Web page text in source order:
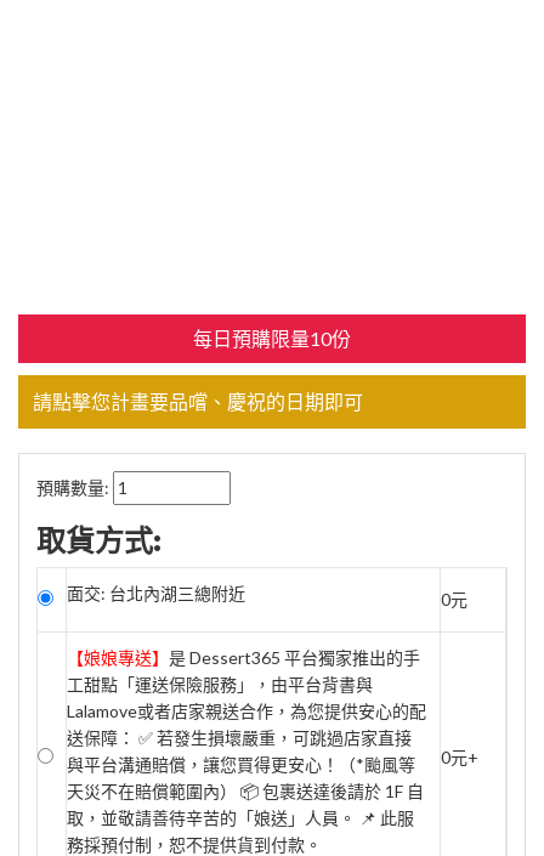
每日預購限量10份
請點擊您計畫要品嚐、慶祝的日期即可
預購數量:
取貨方式:
面交: 台北內湖三總附近 0元
【娘娘專送】 是 Dessert365 平台獨家推出的手
工甜點「運送保險服務」，由平台背書與
Lalamove或者店家親送合作，為您提供安心的配
送保障： ✅ 若發生損壞嚴重，可跳過店家直接
與平台溝通賠償，讓您買得更安心！（*颱風等
天災不在賠償範圍內） 📦 包裹送達後請於 1F 自
取，並敬請善待辛苦的「娘送」人員。 📌 此服
務採預付制，恕不提供貨到付款。
0元+